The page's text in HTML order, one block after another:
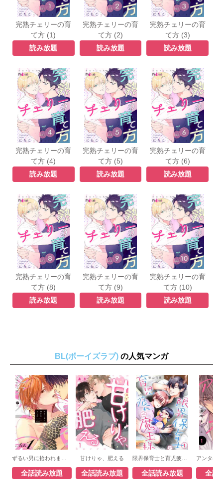
完熟チェリーの育
て方 (1)
読み放題
完熟チェリーの育
て方 (2)
読み放題
完熟チェリーの育
て方 (3)
読み放題
完熟チェリーの育
て方 (4)
読み放題
完熟チェリーの育
て方 (5)
読み放題
完熟チェリーの育
て方 (6)
読み放題
完熟チェリーの育
て方 (8)
読み放題
完熟チェリーの育
て方 (9)
読み放題
完熟チェリーの育
て方 (10)
読み放題
BL(ボーイズラブ) の人気マンガ
全話読み放題
甘けりゃ、肥える
全話読み放題 全話読み放題 全話